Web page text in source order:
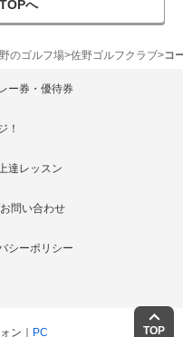
へ
のゴルフ場 佐野ゴルフクラブ コ
ー券・優待券
！
達レッスン
問い合わせ
シーポリシー
ン PC TOP